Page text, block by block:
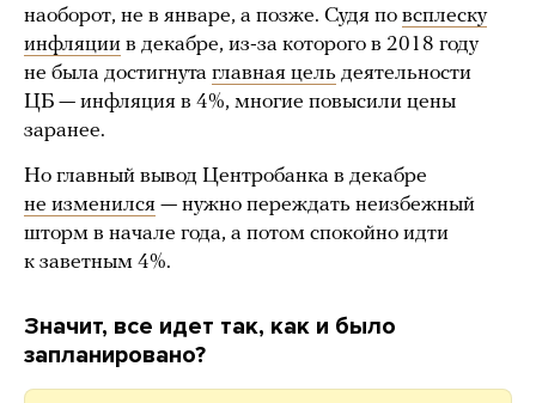
наоборот, не в январе, а позже. Судя по всплеску
инфляции в декабре, из-за которого в 2018 году
не была достигнута главная цель деятельности
ЦБ — инфляция в 4%, многие повысили цены
заранее.
Но главный вывод Центробанка в декабре
не изменился — нужно переждать неизбежный
шторм в начале года, а потом спокойно идти
к заветным 4%.
Значит, все идет так, как и было
запланировано?